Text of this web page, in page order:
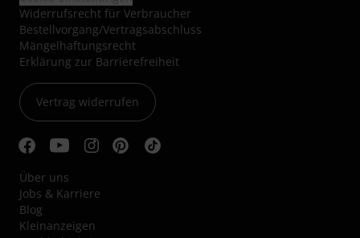
Widerrufsrecht für Verbraucher
Bestellvorgang/Vertragsabschluss
Mängelhaftungsrecht
Erklärung zur Barrierefreiheit
Vertrag widerrufen
Über uns
Jobs & Karriere
Blog
Kleinanzeigen